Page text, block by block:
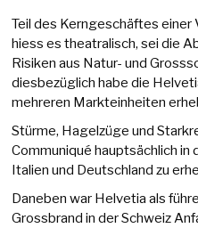
Teil des Kerngeschäftes
hiess es theatralisch, sei die
Risiken aus Natur- und
diesbezüglich habe die
mehreren Markteinheiten
Stürme, Hagelzüge und
Communiqué hauptsächlich in
Italien und Deutschland zu
Daneben war Helvetia als
Grossbrand in der Schweiz